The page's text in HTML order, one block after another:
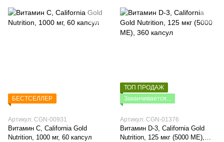
БЕСТСЕЛЛЕР
Артикул: CGN-00931
Витамин C, California Gold
Nutrition, 1000 мг, 60 капсул
ТОП ПРОДАЖ
Заканчивается...
Артикул: CGN-01376
Витамин D-3, California Gold
Nutrition, 125 мкг (5000 МЕ),